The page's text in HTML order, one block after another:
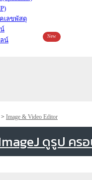
เลขพัสดุ
น์
New
> Image & Video Editor
ดูรูป คร